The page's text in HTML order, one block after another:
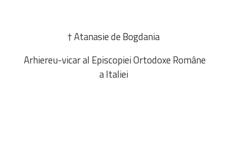
† Atanasie de Bogdania
Arhiereu-vicar al Episcopiei Ortodoxe Române
a Italiei